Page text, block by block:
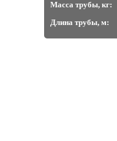
Масса трубы, кг:
Длина трубы, м: